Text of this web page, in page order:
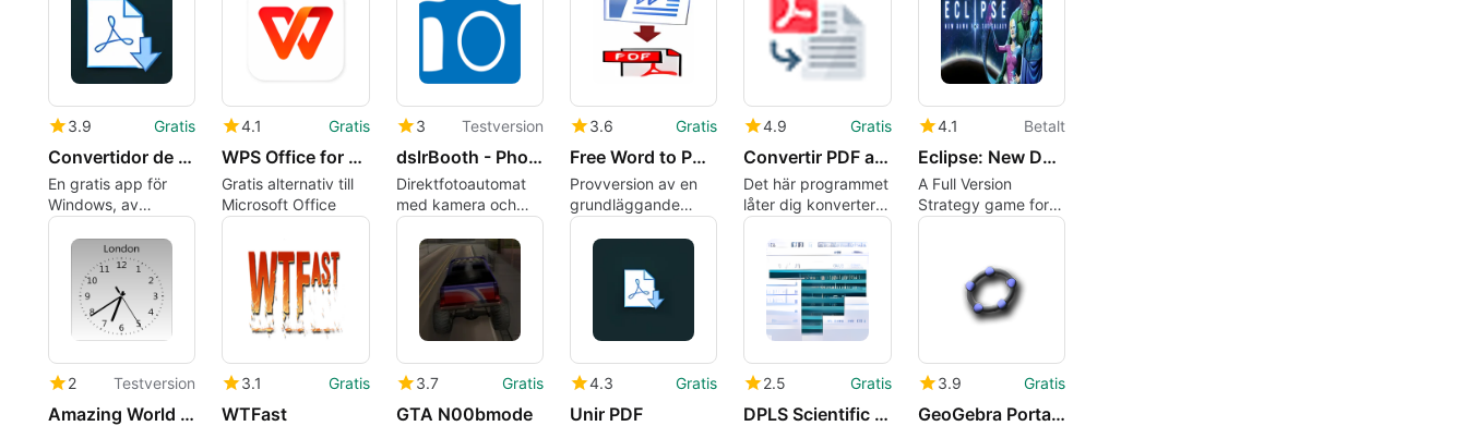
3.9 Gratis
Convertidor de PDF a Word
En gratis app för
Windows, av
convertidor-de-pdf.
4.1 Gratis
WPS Office for Windows
Gratis alternativ till
Microsoft Office
3 Testversion
dslrBooth - Photobooth Software for Windows
Direktfotoautomat
med kamera och
skrivare
3.6 Gratis
Free Word to PDF Converter
Provversion av en
grundläggande
omvandlare
4.9 Gratis
Convertir PDF a Texto
Det här programmet
låter dig konvertera
dina PDF-filer till
textformat.
4.1 Betalt
Eclipse: New Dawn for the Galaxy
A Full Version
Strategy game for
Windows
2 Testversion
Amazing World Clock
3.1 Gratis
WTFast
3.7 Gratis
GTA N00bmode
4.3 Gratis
Unir PDF
2.5 Gratis
DPLS Scientific Calculator
3.9 Gratis
GeoGebra Portable